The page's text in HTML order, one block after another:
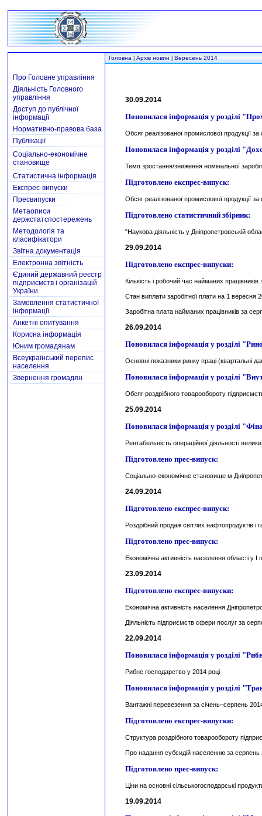
Головна Архів новин Вересень 2014
Про Головне управління
Діяльність Головного
управління
Доступ до публічної
інформації
Нормативно-правова база
Публікації
Соціально-економічне
становище
Статистична інформація
Експрес-випуски
Пресвипуски
Метаописи
держстатспостережень
Методологія та
класифікатори
Звітна документація
Електронна звітність
Єдиний державний реєстр
підприємств і організацій
України
Замовлення статистичної
інформації
Анкетні опитування
Корисна інформація
Юним громадянам
Всеукраїнський перепис
населення
Звернення громадян
30.09.2014
Поновилася інформація у розділі
Обсяг реалізованої промислової продукції
Поновилася інформація у розділі
Темп зростання/зниження номінальної
Підготовлено експрес-випуск:
Обсяг реалізованої промислової продукції
Підготовлено cтатистичний збірник:
"Наукова діяльність у Дніпропетровській
29.09.2014
Підготовлено експрес-випуски:
Кількість і робочий час найманих
Стан виплати заробітної плати на 1 вересня
Заробітна плата найманих працівників за
26.09.2014
Поновилася інформація у розділі
Основні показники ринку праці (квартальні
Поновилася інформація у розділі
Обсяг роздрібного товарообороту
25.09.2014
Поновилася інформація у розділі
Рентабельність операційної діяльності
Підготовлено прес-випуск:
Соціально-економічне становище
24.09.2014
Підготовлено експрес-випуск:
Роздрібний продаж світлих нафтопродуктів
Підготовлено прес-випуск:
Економічна активність населення області у І
23.09.2014
Підготовлено експрес-випуски:
Економічна активність населення
Діяльність підприємств сфери послуг за
22.09.2014
Поновилася інформація у розділі
Рибне господарство у 2014 році
Поновилася інформація у розділі
Вантажні перевезення за січень–серпень
Підготовлено експрес-випуски:
Структура роздрібного товарообороту
Про надання субсидій населенню за серпень
Підготовлено прес-випуск:
Ціни на основні сільськогосподарські
19.09.2014